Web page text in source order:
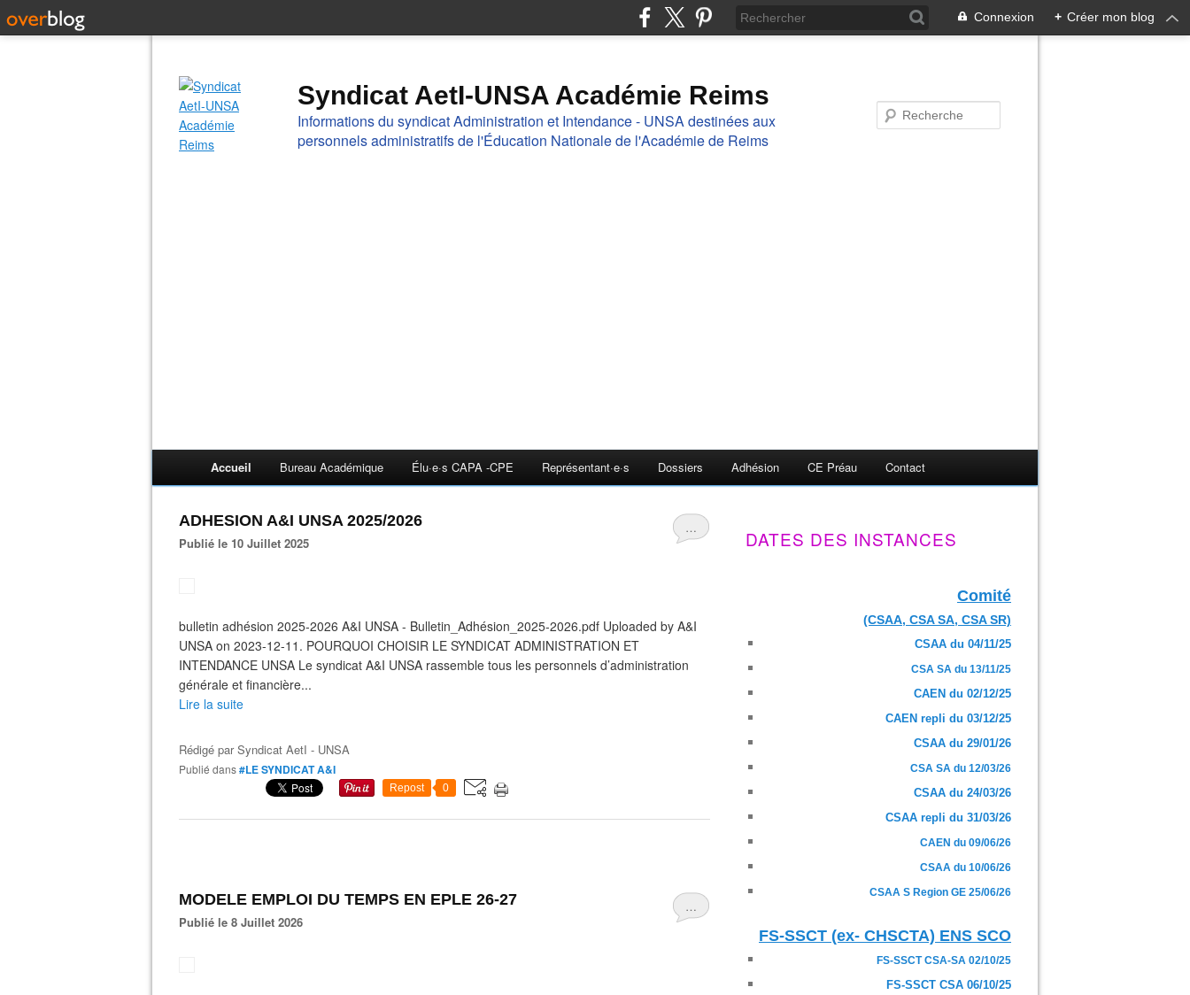
Connexion + Créer mon blog
Syndicat AetI-UNSA Académie Reims
Informations du syndicat Administration et Intendance - UNSA destinées aux
personnels administratifs de l'Éducation Nationale de l'Académie de Reims
Accueil Bureau Académique Élu·e·s CAPA -CPE Représentant·e·s Dossiers Adhésion CE Préau Contact
…
ADHESION A&I UNSA 2025/2026
Publié le 10 Juillet 2025
bulletin adhésion 2025-2026 A&I UNSA - Bulletin_Adhésion_2025-2026.pdf Uploaded by A&I
UNSA on 2023-12-11. POURQUOI CHOISIR LE SYNDICAT ADMINISTRATION ET
INTENDANCE UNSA Le syndicat A&I UNSA rassemble tous les personnels d’administration
générale et financière...
Lire la suite
Rédigé parSyndicat AetI - UNSA
Publié dans#LE SYNDICAT A&I
Repost 0
…
MODELE EMPLOI DU TEMPS EN EPLE 26-27
Publié le 8 Juillet 2026
DATES DES INSTANCES
Comité
(CSAA, CSA SA, CSA SR)
CSAA du 04/11/25
CSA SA du 13/11/25
CAEN du 02/12/25
CAEN repli du 03/12/25
CSAA du 29/01/26
CSA SA du 12/03/26
CSAA du 24/03/26
CSAA repli du 31/03/26
CAEN du 09/06/26
CSAA du 10/06/26
CSAA S Region GE 25/06/26
FS-SSCT (ex- CHSCTA) ENS SCO
FS-SSCT CSA-SA 02/10/25
FS-SSCT CSA 06/10/25